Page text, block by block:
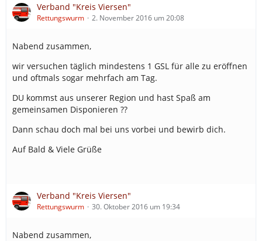
Verband "Kreis Viersen"
Rettungswurm 2. November 2016 um 20:08
Nabend zusammen,
wir versuchen täglich mindestens 1 GSL für alle zu eröffnen
und oftmals sogar mehrfach am Tag.
DU kommst aus unserer Region und hast Spaß am
gemeinsamen Disponieren ??
Dann schau doch mal bei uns vorbei und bewirb dich.
Auf Bald & Viele Grüße
Verband "Kreis Viersen"
Rettungswurm 30. Oktober 2016 um 19:34
Nabend zusammen,